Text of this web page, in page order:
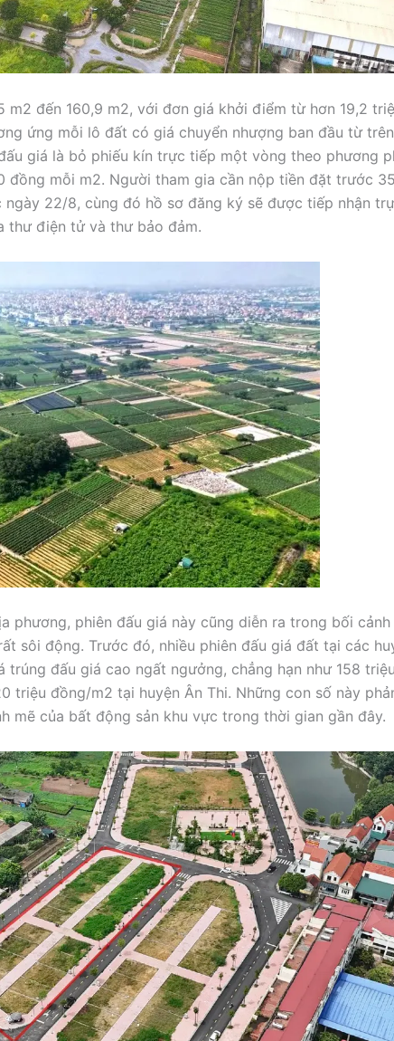
đến 160,9 m2, với đơn giá khởi điểm từ hơn 19,2
ứng mỗi lô đất có giá chuyển nhượng ban đầu từ trên
giá là bỏ phiếu kín trực tiếp một vòng theo phương
đồng mỗi m2. Người tham gia cần nộp tiền đặt trước
22/8, cùng đó hồ sơ đăng ký sẽ được tiếp nhận
thư điện tử và thư bảo đảm.
phương, phiên đấu giá này cũng diễn ra trong bối cảnh
sôi động. Trước đó, nhiều phiên đấu giá đất tại các
đấu giá cao ngất ngưởng, chẳng hạn như 158 triệu
triệu đồng/m2 tại huyện Ân Thi. Những con số này
mẽ của bất động sản khu vực trong thời gian gần đây.